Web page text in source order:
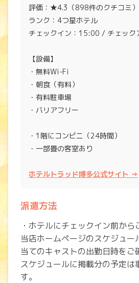
評価：★4.3（898件のクチコミ）
ランク：4つ星ホテル
チェックイン：15:00 / チェッ
【設備】
・無料Wi-Fi
・朝食（有料）
・有料駐車場
・バリアフリー
・1階にコンビニ（24時間）
・一部畳の客室あり
ホテルトラッド博多公式サイト →
派遣方法
・ホテルにチェックイン前から
当店ホームページのスケジュー
当てのキャストの出勤日時をご
スケジュールに掲載分の予定は
す。